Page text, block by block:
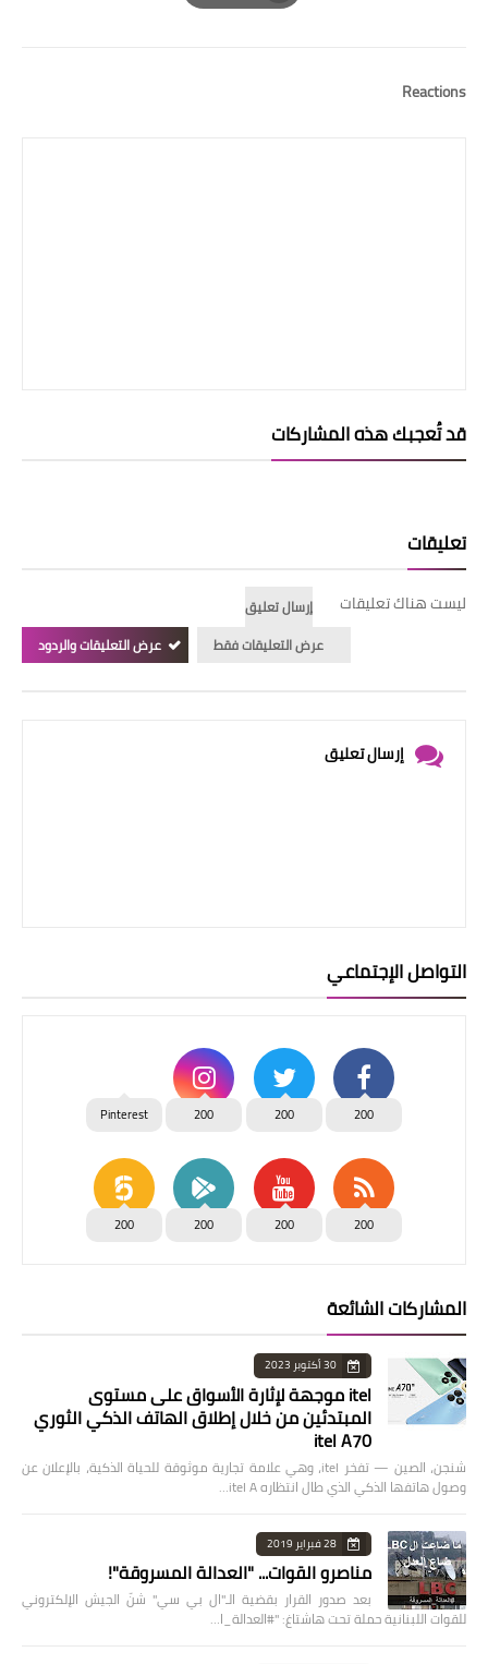
Print
Reactions
قد تُعجبك هذه المشاركات
تعليقات
ليست هناك تعليقات
إرسال تعليق
عرض التعليقات فقط
عرض التعليقات والردود
إرسال تعليق
التواصل الإجتماعي
200
200
200
Pinterest
200
200
200
200
المشاركات الشائعة
30 أكتوبر 2023
itel موجهة لإثارة الأسواق على مستوى
المبتدئين من خلال إطلاق الهاتف الذكي الثوري
itel A70
شنجن، الصين — تفخر itel، وهي علامة تجارية موثوقة للحياة الذكية، بالإعلان عن
وصول هاتفها الذكي الذي طال انتظاره itel A…
28 فبراير 2019
مناصرو القوات... "العدالة المسروقة"!
بعد صدور القرار بقضية الـ"ال بي سي" شنّ الجيش الإلكتروني
للقوات اللبنانية حملة تحت هاشتاغ: "#العدالة_ا…